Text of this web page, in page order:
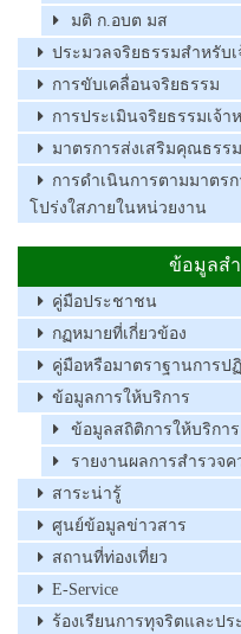
มติ ก.อบต มส
ประมวลจริยธรรมสำหรับ
การขับเคลื่อนจริยธรรม
การประเมินจริยธรรมเจ้า
มาตรการส่งเสริมคุณธรร
การดำเนินการตามมาตร
โปร่งใสภายในหน่วยงาน
ข้อมูลส
คู่มือประชาชน
กฏหมายที่เกี่ยวข้อง
คู่มือหรือมาตราฐานการป
ข้อมูลการให้บริการ
ข้อมูลสถิติการให้บริการ
รายงานผลการสำรวจค
สาระน่ารู้
ศูนย์ข้อมูลข่าวสาร
สถานที่ท่องเที่ยว
E-Service
ร้องเรียนการทุจริตและป